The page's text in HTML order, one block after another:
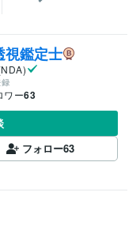
視鑑定士
ワー63
フォロー63